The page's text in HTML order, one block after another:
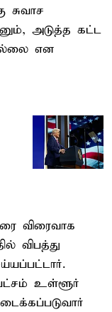
சுவாச
அடுத்த கட்ட
என
விரைவாக
விபத்து
உள்ளூர்